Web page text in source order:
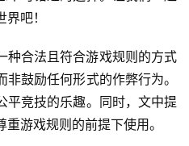
吧！
种合法且符合游戏规则的方式
鼓励任何形式的作弊行为。
平竞技的乐趣。同时，文中提
游戏规则的前提下使用。